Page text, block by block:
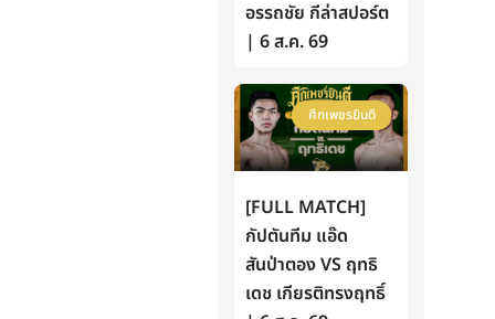
อรรถชัย กีล่าสปอร์ต
| 6 ส.ค. 69
ศึกเพชรยินดี
[FULL MATCH]
กัปตันทีม แอ๊ด
สันป่าตอง VS ฤทธิ
เดช เกียรติทรงฤทธิ์